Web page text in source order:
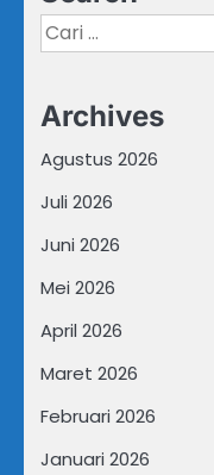
Cari
untuk:
Archives
Agustus 2026
Juli 2026
Juni 2026
Mei 2026
April 2026
Maret 2026
Februari 2026
Januari 2026